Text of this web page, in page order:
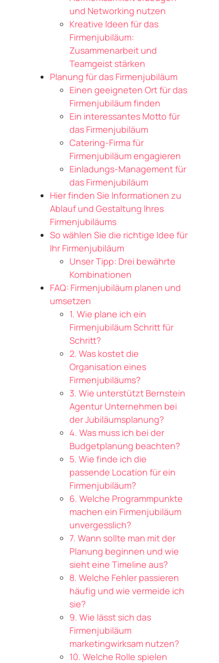
und Networking nutzen
Kreative Ideen für das
Firmenjubiläum:
Zusammenarbeit und
Teamgeist stärken
Planung für das Firmenjubiläum
Einen geeigneten Ort für das
Firmenjubiläum finden
Ein interessantes Motto für
das Firmenjubiläum
Catering-Firma für
Firmenjubiläum engagieren
Einladungs-Management für
das Firmenjubiläum
Hier finden Sie Informationen zu
Ablauf und Gestaltung Ihres
Firmenjubiläums
So wählen Sie die richtige Idee für
Ihr Firmenjubiläum
Unser Tipp: Drei bewährte
Kombinationen
FAQ: Firmenjubiläum planen und
umsetzen
1. Wie plane ich ein
Firmenjubiläum Schritt für
Schritt?
2. Was kostet die
Organisation eines
Firmenjubiläums?
3. Wie unterstützt Bernstein
Agentur Unternehmen bei
der Jubiläumsplanung?
4. Was muss ich bei der
Budgetplanung beachten?
5. Wie finde ich die
passende Location für ein
Firmenjubiläum?
6. Welche Programmpunkte
machen ein Firmenjubiläum
unvergesslich?
7. Wann sollte man mit der
Planung beginnen und wie
sieht eine Timeline aus?
8. Welche Fehler passieren
häufig und wie vermeide ich
sie?
9. Wie lässt sich das
Firmenjubiläum
marketingwirksam nutzen?
10. Welche Rolle spielen